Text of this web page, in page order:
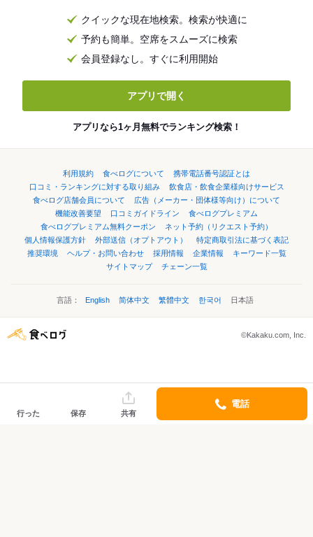
クイックな現在地検索。検索が快適に
予約も簡単。空席をスムーズに検索
会員登録なし。すぐに利用開始
アプリで開く
アプリなら1ヶ月無料でランキング検索！
利用規約 食べログについて
携帯電話番号認証とは
口コミ・ランキングに対する取り組み
飲食店・飲食企業様向けサービス
食べログ店舗会員について
広告（メーカー・団体様等向け）について
機能改善要望
口コミガイドライン
食べログプレミアム
食べログプレミアム無料クーポン
ネット予約（リクエスト予約）
個人情報保護方針
外部送信（オプトアウト）
特定商取引法に基づく表記
推奨環境
ヘルプ・お問い合わせ 採用情報 企業情報
キーワード一覧
サイトマップ
チェーン一覧
言語： English 简体中文 繁體中文 한국어 日本語
©Kakaku.com, Inc.
行った 保存 共有
電話